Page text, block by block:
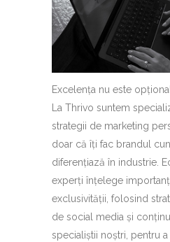
Excelența nu este
La Thrivo suntem
strategii de marketing
doar că îți fac brandul
diferențiază în industrie.
experți înțelege
exclusivității, folosind
de social media și
specialiștii noștri, pentru